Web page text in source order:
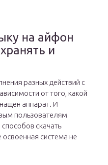
на айфон
и
разных действий с
от того, какой
аппарат. И
пользователям
скачать
система не